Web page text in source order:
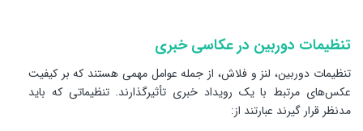
تنظیمات دوربین در عکاسی خبری
تنظیمات دوربین، لنز و فلاش، از جمله عوامل مهمی هستند که بر کیفیت
عکس‌های مرتبط با یک رویداد خبری تأثیرگذارند. تنظیماتی که باید
مدنظر قرار گیرند عبارتند از: